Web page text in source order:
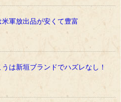
軍放出品が安くて豊富
うは新垣ブランドでハズレなし！